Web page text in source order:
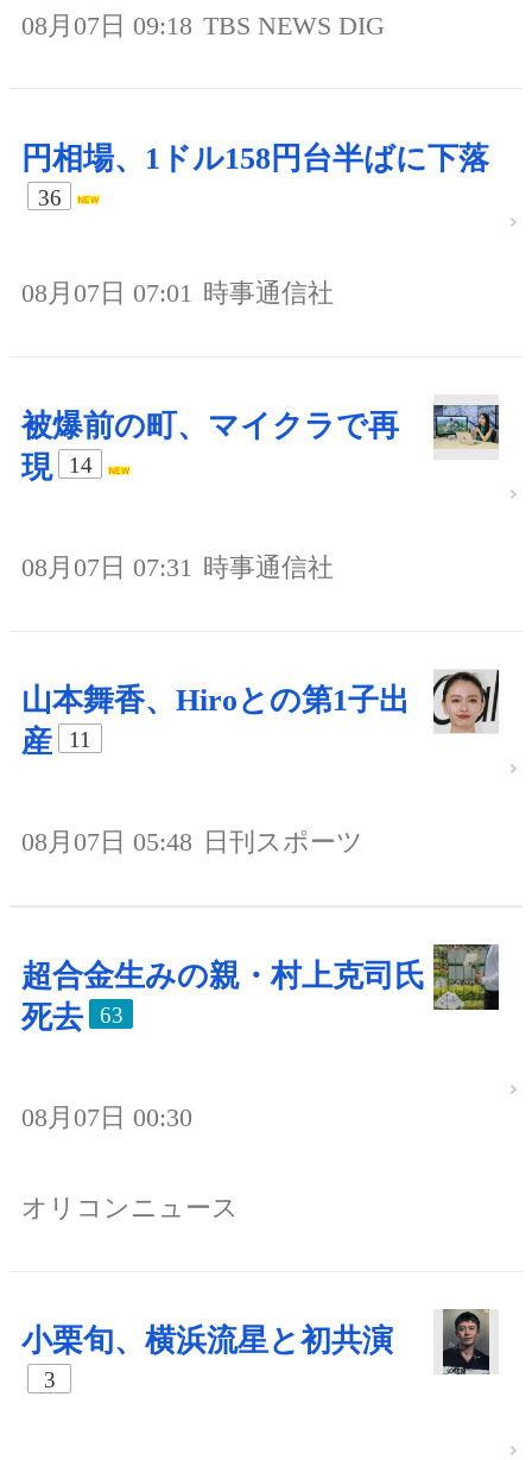
08月07日 09:18 TBS NEWS DIG
円相場、1ドル158円台半ばに下落
36
08月07日 07:01 時事通信社
被爆前の町、マイクラで再
現
14
08月07日 07:31 時事通信社
山本舞香、Hiroとの第1子出
産
11
08月07日 05:48 日刊スポーツ
超合金生みの親・村上克司氏
死去
63
08月07日 00:30
オリコンニュース
小栗旬、横浜流星と初共演
3